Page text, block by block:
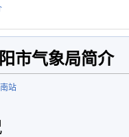
市气象局简介
站